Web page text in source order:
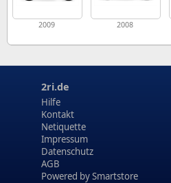
2009 2008
2ri.de
Hilfe
Kontakt
Netiquette
Impressum
Datenschutz
AGB
Powered bySmartstore